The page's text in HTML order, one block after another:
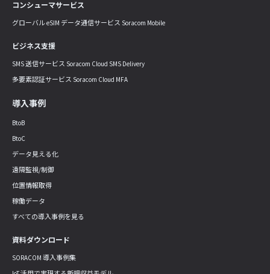
コンシューマサービス
グローバル eSIM データ通信サービス Soracom Mobile
ビジネス支援
SMS 送信サービス Soracom Cloud SMS Delivery
多要素認証サービス Soracom Cloud MFA
導入事例
BtoB
BtoC
データ見える化
遠隔監視/制御
位置情報取得
稼働データ
すべての導入事例を見る
資料ダウンロード
SORACOM 導入事例集